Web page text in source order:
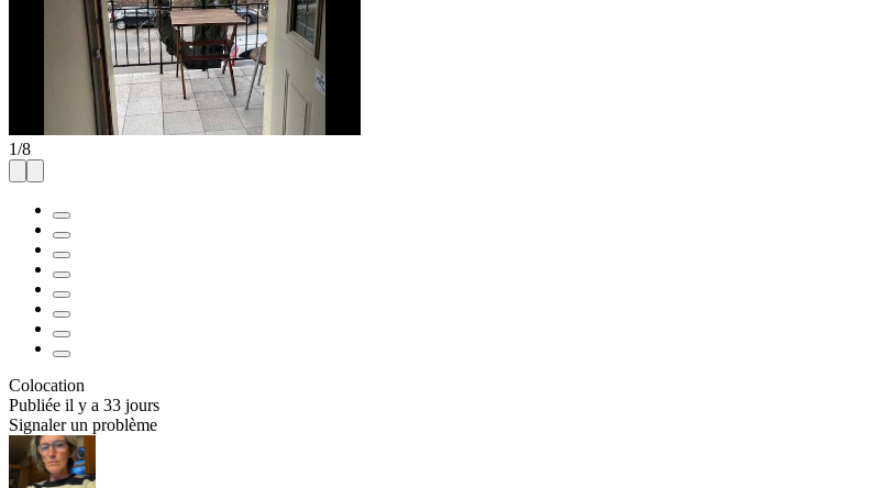
1/8
Colocation
Publiée il y a 33 jours
Signaler un problème